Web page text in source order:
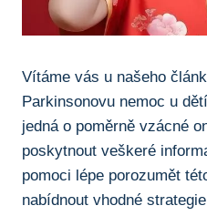
Vítáme​ vás ⁢u našeho​
Parkinsonovu ‍nemoc u
jedná o⁤ poměrně ⁢vzácné
⁤poskytnout veškeré
pomoci ⁤lépe ⁢porozumět‌
nabídnout vhodné